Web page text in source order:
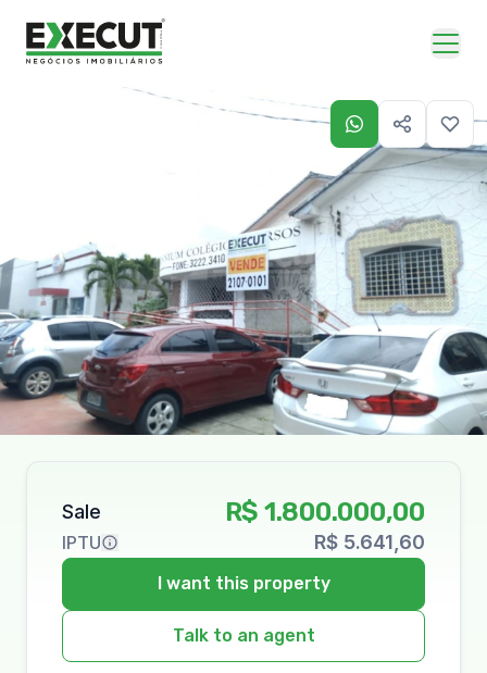
Sale R$ 1.800.000,00
IPTU R$ 5.641,60
I want this property
Talk to an agent